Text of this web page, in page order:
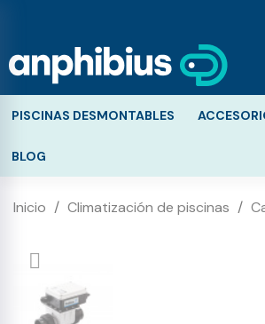
PISCINAS DESMONTABLES
BLOG
Inicio Climatización de piscinas